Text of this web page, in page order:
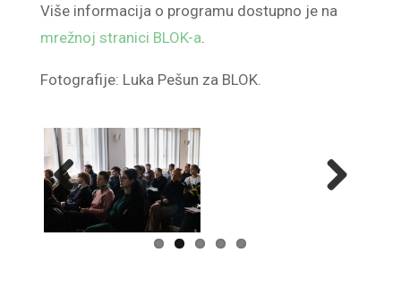
Više informacija o programu dostupno je na
mrežnoj stranici BLOK-a
Fotografije: Luka Pešun za BLOK.
Previ
ous